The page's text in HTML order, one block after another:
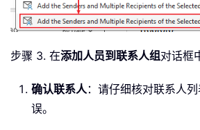
步骤 3. 在添加人员到联系人组对话框
确认联系人：请仔细核对联系人
误。